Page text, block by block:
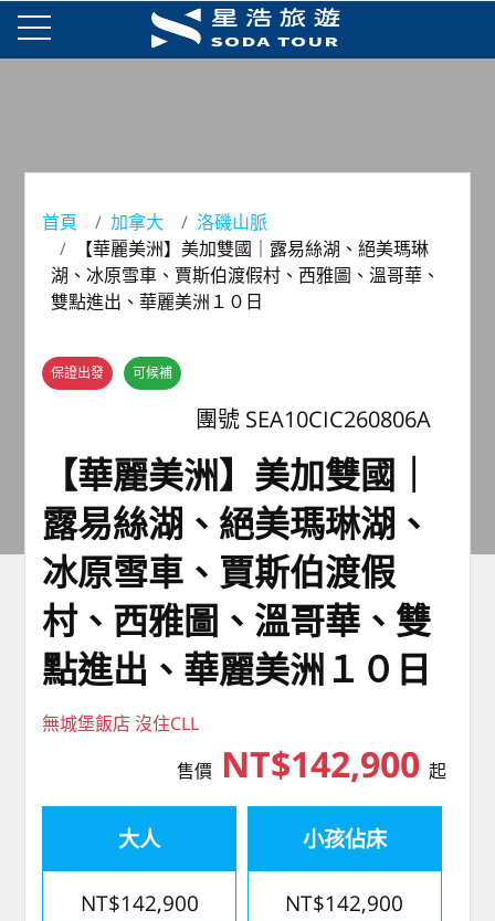
首頁 加拿大
洛磯山脈
【華麗美洲】美加雙國｜露易絲湖、絕美瑪琳
湖、冰原雪車、賈斯伯渡假村、西雅圖、溫哥華、
雙點進出、華麗美洲１０日
保證出發 可候補
團號 SEA10CIC260806A
【華麗美洲】美加雙國｜
露易絲湖、絕美瑪琳湖、
冰原雪車、賈斯伯渡假
村、西雅圖、溫哥華、雙
點進出、華麗美洲１０日
無城堡飯店 沒住CLL
售價NT$142,900 起
大人
NT$142,900
小孩佔床
NT$142,900